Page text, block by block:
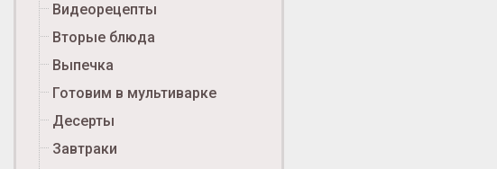
Видеорецепты
Вторые блюда
Выпечка
Готовим в мультиварке
Десерты
Завтраки